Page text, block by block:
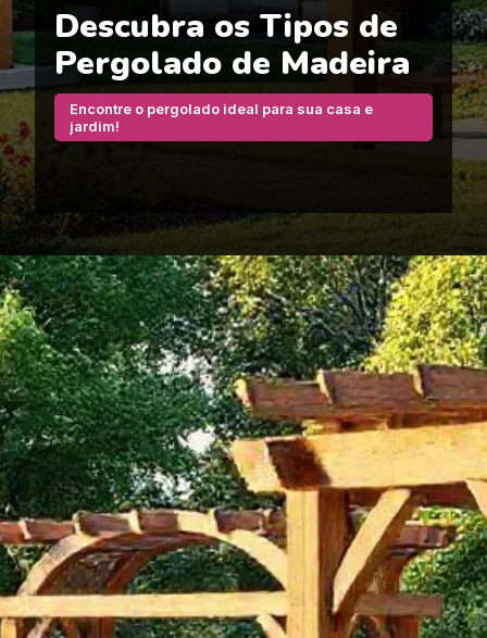
Descubra os Tipos de
Pergolado de Madeira
Encontre o pergolado ideal para sua casa e
jardim!